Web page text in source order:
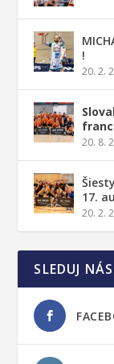
!
20. 2.
20. 8.
17.
20. 2.
SLEDUJ NÁS